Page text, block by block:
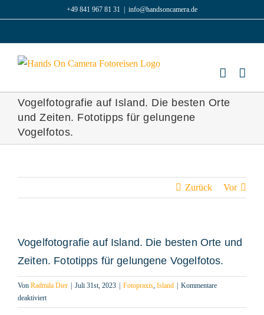
+49 841 967 81 31 info@handsoncamera.de
Vogelfotografie auf Island. Die besten Orte
und Zeiten. Fototipps für gelungene
Vogelfotos.
Zurück Vor
Vogelfotografie auf Island. Die besten Orte und
Zeiten. Fototipps für gelungene Vogelfotos.
Von Radmila Dier Juli 31st, 2023 Fotopraxis, Island
Kommentare
deaktiviertfür
Vogelfotografie